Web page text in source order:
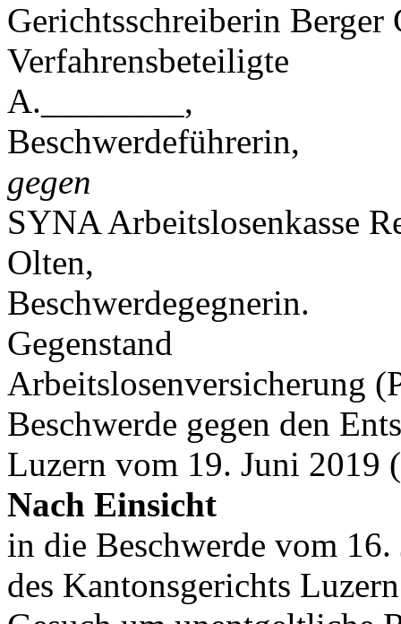
Gerichtsschreiberin Berger
Verfahrensbeteiligte
A.________,
Beschwerdeführerin,
gegen
SYNA Arbeitslosenkasse
Olten,
Beschwerdegegnerin.
Gegenstand
Arbeitslosenversicherung
Beschwerde gegen den
Luzern vom 19. Juni 2019
Nach Einsicht
in die Beschwerde vom
des Kantonsgerichts